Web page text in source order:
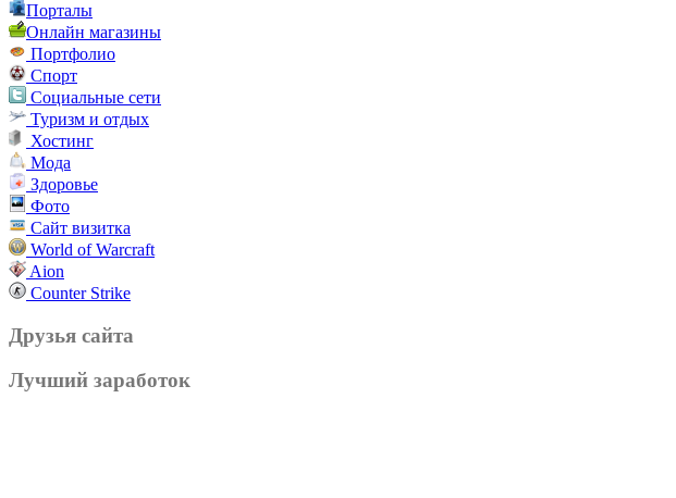
Порталы
Онлайн магазины
Портфолио
Спорт
Социальные сети
Туризм и отдых
Хостинг
Мода
Здоровье
Фото
Сайт визитка
World of Warcraft
Aion
Counter Strike
Друзья сайта
Лучший заработок